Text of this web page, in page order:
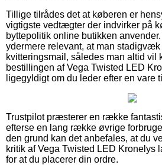
Tillige tilrådes det at køberen er
vigtigste vedtægter der indvirker på
byttepolitik online butikken
ydermere relevant, at man
kvitteringsmail, således man altid vil
bestillingen af Vega Twisted LED
ligegyldigt om du leder efter en vare
Trustpilot præsterer en række
efterse en lang række øvrige
den grund kan det anbefales, at du
kritik af Vega Twisted LED Kronelys
for at du placerer din ordre.